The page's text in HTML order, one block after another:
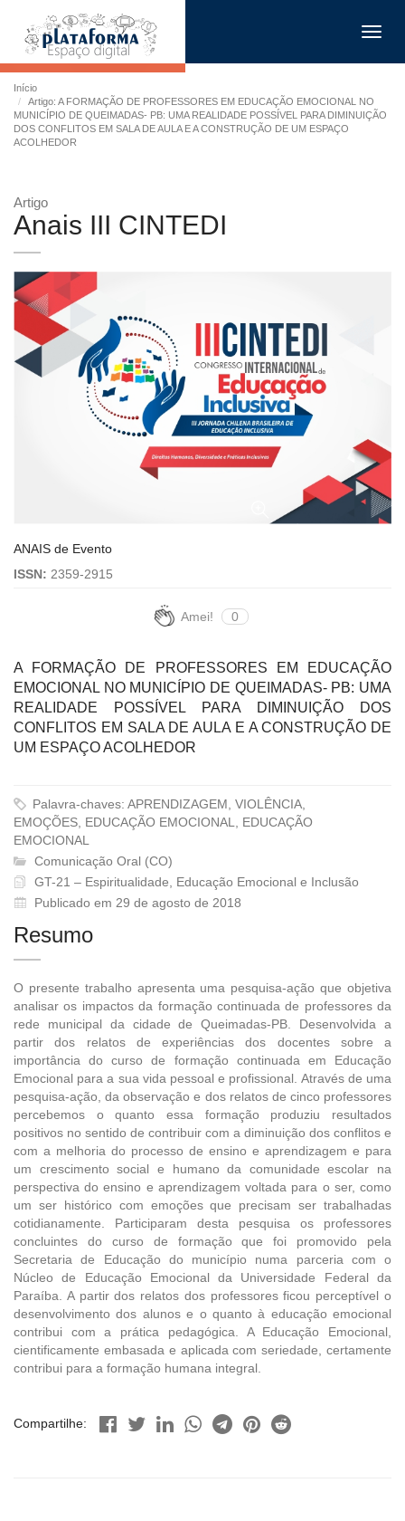
Início
Artigo: A FORMAÇÃO DE PROFESSORES EM EDUCAÇÃO EMOCIONAL NO
MUNICÍPIO DE QUEIMADAS- PB: UMA REALIDADE POSSÍVEL PARA DIMINUIÇÃO
DOS CONFLITOS EM SALA DE AULA E A CONSTRUÇÃO DE UM ESPAÇO
ACOLHEDOR
Artigo
Anais III CINTEDI
ANAIS de Evento
ISSN: 2359-2915
Amei! 0
A FORMAÇÃO DE PROFESSORES EM EDUCAÇÃO
EMOCIONAL NO MUNICÍPIO DE QUEIMADAS- PB: UMA
REALIDADE POSSÍVEL PARA DIMINUIÇÃO DOS
CONFLITOS EM SALA DE AULA E A CONSTRUÇÃO DE
UM ESPAÇO ACOLHEDOR
Palavra-chaves: APRENDIZAGEM, VIOLÊNCIA,
EMOÇÕES, EDUCAÇÃO EMOCIONAL, EDUCAÇÃO
EMOCIONAL
Comunicação Oral (CO)
GT-21 – Espiritualidade, Educação Emocional e Inclusão
Publicado em 29 de agosto de 2018
Resumo
O presente trabalho apresenta uma pesquisa-ação que objetiva
analisar os impactos da formação continuada de professores da
rede municipal da cidade de Queimadas-PB. Desenvolvida a
partir dos relatos de experiências dos docentes sobre a
importância do curso de formação continuada em Educação
Emocional para a sua vida pessoal e profissional. Através de uma
pesquisa-ação, da observação e dos relatos de cinco professores
percebemos o quanto essa formação produziu resultados
positivos no sentido de contribuir com a diminuição dos conflitos e
com a melhoria do processo de ensino e aprendizagem e para
um crescimento social e humano da comunidade escolar na
perspectiva do ensino e aprendizagem voltada para o ser, como
um ser histórico com emoções que precisam ser trabalhadas
cotidianamente. Participaram desta pesquisa os professores
concluintes do curso de formação que foi promovido pela
Secretaria de Educação do município numa parceria com o
Núcleo de Educação Emocional da Universidade Federal da
Paraíba. A partir dos relatos dos professores ficou perceptível o
desenvolvimento dos alunos e o quanto à educação emocional
contribui com a prática pedagógica. A Educação Emocional,
cientificamente embasada e aplicada com seriedade, certamente
contribui para a formação humana integral.
Compartilhe: